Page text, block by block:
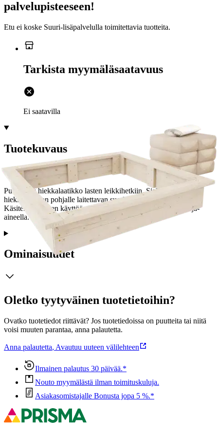
palvelupisteeseen!
Etu ei koske Suuri‑lisäpalvelulla toimitettavia tuotteita.
Tarkista myymäläsaatavuus
Ei saatavilla
Tuotekuvaus
Puuvalmis hiekkalaatikko lasten leikkihetkiin. Sisältää
hiekkalaatikon pohjalle laitettavan suodatinkankaan ja hiekan.
Käsiteltävä ennen käyttöä ulkokäyttöön soveltuvalla puunsuoja-
aineella.
Ominaisuudet
Oletko tyytyväinen tuotetietoihin?
Ovatko tuotetiedot riittävät? Jos tuotetiedoissa on puutteita tai niitä
voisi muuten parantaa, anna palautetta.
Anna palautetta, Avautuu uuteen välilehteen
Ilmainen palautus 30 päivää.*
Nouto myymälästä ilman toimituskuluja.
Asiakasomistajalle Bonusta jopa 5 %.*